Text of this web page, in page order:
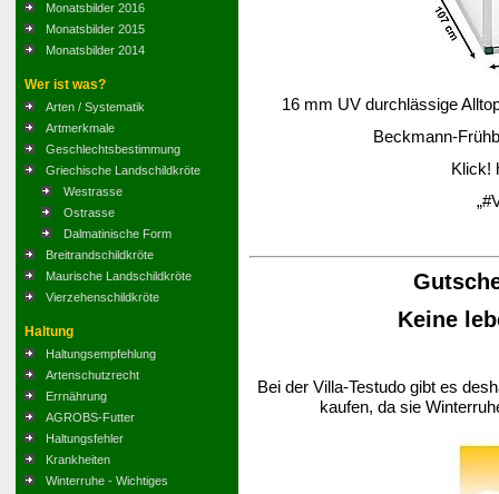
Monatsbilder 2016
Monatsbilder 2015
Monatsbilder 2014
Wer ist was?
Arten / Systematik
Artmerkmale
Geschlechtsbestimmung
Griechische Landschildkröte
Westrasse
Ostrasse
Dalmatinische Form
Breitrandschildkröte
Maurische Landschildkröte
Vierzehenschildkröte
Haltung
Haltungsempfehlung
Artenschutzrecht
Errnährung
AGROBS-Futter
Haltungsfehler
Krankheiten
Winterruhe - Wichtiges
16 mm UV durchlässige
Beckmann-
Klick!
Keine
Bei der Villa-Testudo gibt es
kaufen, da sie